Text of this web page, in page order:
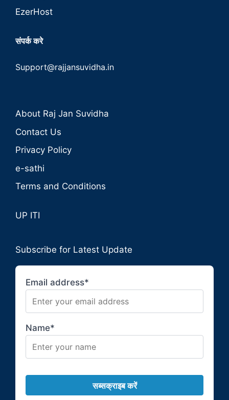
EzerHost
संपर्क करे
Support@rajjansuvidha.in
About Raj Jan Suvidha
Contact Us
Privacy Policy
e-sathi
Terms and Conditions
UP ITI
Subscribe for Latest Update
Email address*
Name*